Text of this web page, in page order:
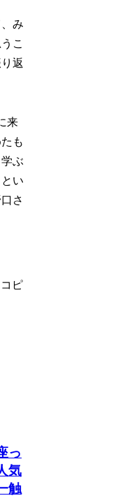
み
こ
返
来
も
ぶ
い
さ
コピ
っ
気
触